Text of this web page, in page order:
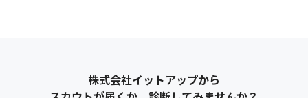
株式会社イットアップから